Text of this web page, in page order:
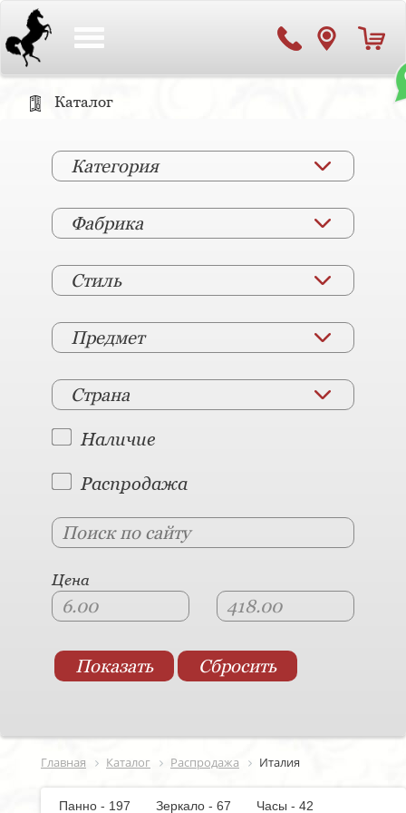
Каталог
Категория
Фабрика
Стиль
Предмет
Страна
Наличие
Распродажа
Цена
Главная Каталог Распродажа Италия
Панно - 197 Зеркало - 67
Часы - 42